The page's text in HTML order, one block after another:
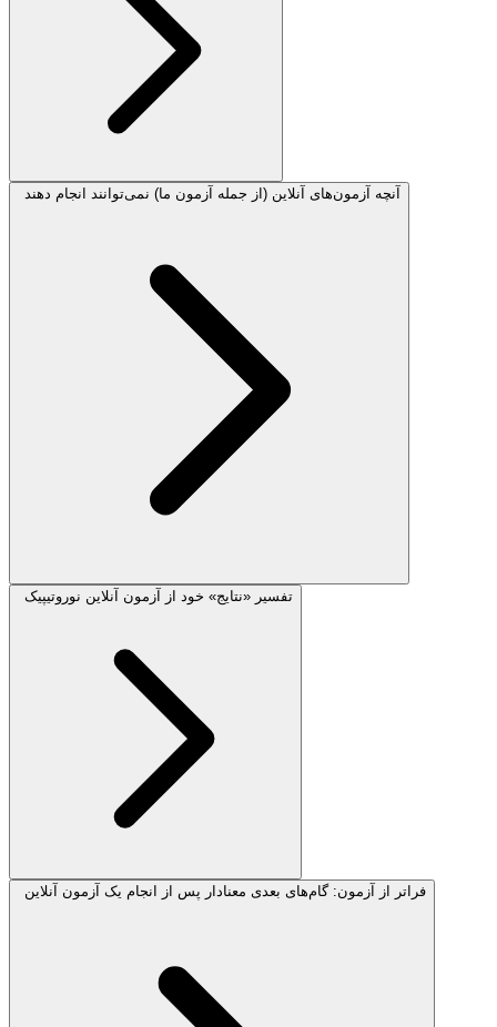
آنچه آزمون‌های آنلاین (از جمله آزمون ما) نمی‌توانند انجام دهند
تفسیر «نتایج» خود از آزمون آنلاین نوروتیپیک
فراتر از آزمون: گام‌های بعدی معنادار پس از انجام یک آزمون آنلاین